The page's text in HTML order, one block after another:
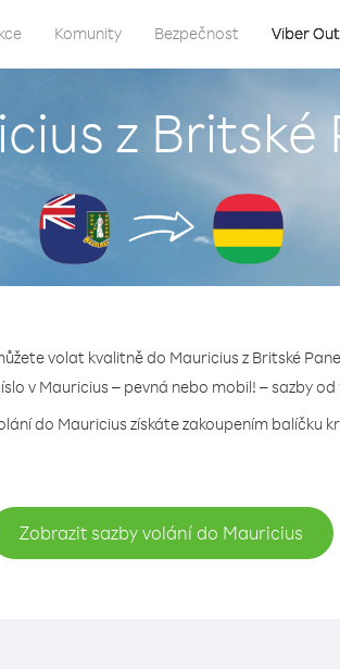
Komunity Bezpečnost Viber Out
z Britské
volat kvalitně do Mauricius z Britské
v Mauricius – pevná nebo mobil! – sazby od
do Mauricius získáte zakoupením balíčku
Zobrazit sazby volání do Mauricius